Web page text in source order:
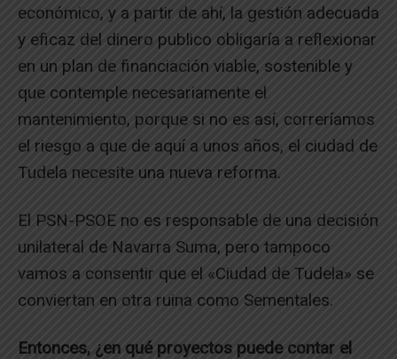
económico, y a partir de ahí, la gestión adecuada
y eficaz del dinero publico obligaría a reflexionar
en un plan de financiación viable, sostenible y
que contemple necesariamente el
mantenimiento, porque si no es así, correríamos
el riesgo a que de aquí a unos años, el ciudad de
Tudela necesite una nueva reforma.
El PSN-PSOE no es responsable de una decisión
unilateral de Navarra Suma, pero tampoco
vamos a consentir que el «Ciudad de Tudela» se
conviertan en otra ruina como Sementales.
Entonces, ¿en qué proyectos puede contar el